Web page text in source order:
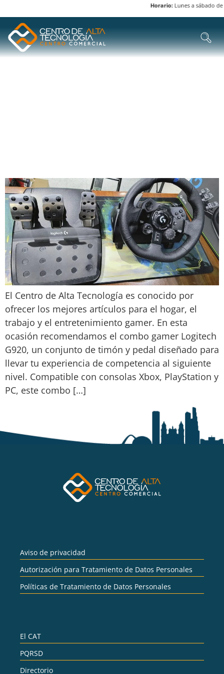
Horario:Lunes a sábado de
El Centro de Alta Tecnología es conocido por
ofrecer los mejores artículos para el hogar, el
trabajo y el entretenimiento gamer. En esta
ocasión recomendamos el combo gamer Logitech
G920, un conjunto de timón y pedal diseñado para
llevar tu experiencia de competencia al siguiente
nivel. Compatible con consolas Xbox, PlayStation y
PC, este combo […]
Aviso de privacidad
Autorización para Tratamiento de Datos Personales
Políticas de Tratamiento de Datos Personales
El CAT
PQRSD
Directorio